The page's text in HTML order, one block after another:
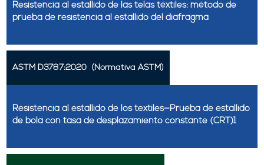
Resistencia al estallido de las telas téxtiles: método de
prueba de resistencia al estallido del diafragma
ASTM D3787:2020 (Normativa ASTM)
Resistencia al estallido de los textiles—Prueba de estallido
de bola con tasa de desplazamiento constante (CRT)1